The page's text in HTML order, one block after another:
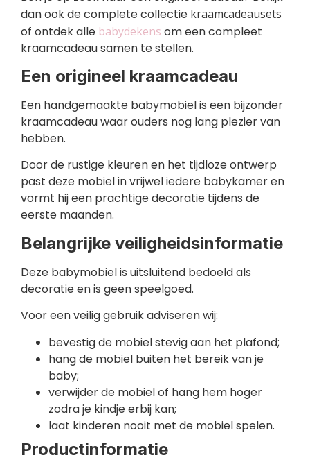
dan ook de complete collectie kraamcadeausets
of ontdek alle babydekens om een compleet
kraamcadeau samen te stellen.
Een origineel kraamcadeau
Een handgemaakte babymobiel is een bijzonder
kraamcadeau waar ouders nog lang plezier van
hebben.
Door de rustige kleuren en het tijdloze ontwerp
past deze mobiel in vrijwel iedere babykamer en
vormt hij een prachtige decoratie tijdens de
eerste maanden.
Belangrijke veiligheidsinformatie
Deze babymobiel is uitsluitend bedoeld als
decoratie en is geen speelgoed.
Voor een veilig gebruik adviseren wij:
bevestig de mobiel stevig aan het plafond;
hang de mobiel buiten het bereik van je
baby;
verwijder de mobiel of hang hem hoger
zodra je kindje erbij kan;
laat kinderen nooit met de mobiel spelen.
Productinformatie